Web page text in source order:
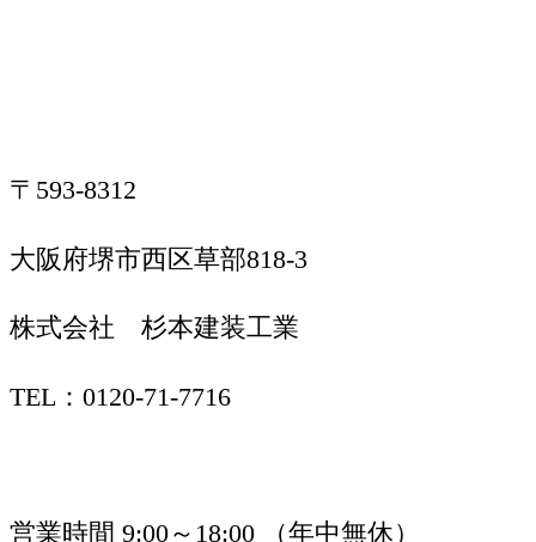
〒593-8312
大阪府堺市西区草部818-3
株式会社 杉本建装工業
TEL：0120-71-7716
営業時間 9:00～18:00 （年中無休）